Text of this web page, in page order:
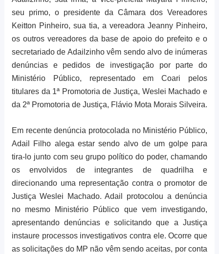
seu primo, o presidente da Câmara dos Vereadores
Keitton Pinheiro, sua tia, a vereadora Jeanny Pinheiro,
os outros vereadores da base de apoio do prefeito e o
secretariado de Adailzinho vêm sendo alvo de inúmeras
denúncias e pedidos de investigação por parte do
Ministério Público, representado em Coari pelos
titulares da 1ª Promotoria de Justiça, Weslei Machado e
da 2ª Promotoria de Justiça, Flávio Mota Morais Silveira.
Em recente denúncia protocolada no Ministério Público,
Adail Filho alega estar sendo alvo de um golpe para
tira-lo junto com seu grupo político do poder, chamando
os envolvidos de integrantes de quadrilha e
direcionando uma representação contra o promotor de
Justiça Weslei Machado. Adail protocolou a denúncia
no mesmo Ministério Público que vem investigando,
apresentando denúncias e solicitando que a Justiça
instaure processos investigativos contra ele. Ocorre que
as solicitações do MP não vêm sendo aceitas, por conta